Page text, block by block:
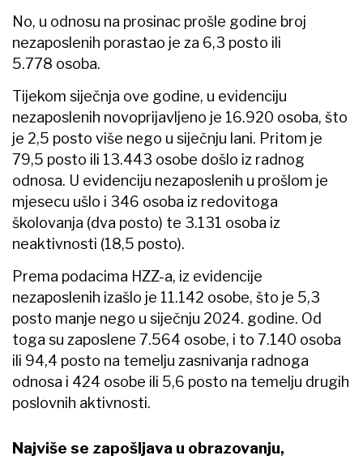
No, u odnosu na prosinac prošle godine broj
nezaposlenih porastao je za 6,3 posto ili
5.778 osoba.
Tijekom siječnja ove godine, u evidenciju
nezaposlenih novoprijavljeno je 16.920 osoba, što
je 2,5 posto više nego u siječnju lani. Pritom je
79,5 posto ili 13.443 osobe došlo iz radnog
odnosa. U evidenciju nezaposlenih u prošlom je
mjesecu ušlo i 346 osoba iz redovitoga
školovanja (dva posto) te 3.131 osoba iz
neaktivnosti (18,5 posto).
Prema podacima HZZ-a, iz evidencije
nezaposlenih izašlo je 11.142 osobe, što je 5,3
posto manje nego u siječnju 2024. godine. Od
toga su zaposlene 7.564 osobe, i to 7.140 osoba
ili 94,4 posto na temelju zasnivanja radnoga
odnosa i 424 osobe ili 5,6 posto na temelju drugih
poslovnih aktivnosti.
Najviše se zapošljava u obrazovanju,